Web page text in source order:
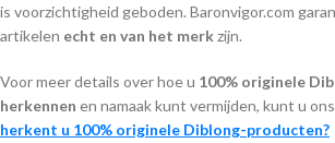
is voorzichtigheid geboden. Baronvigor.com
artikelen echt en van het merkzijn.
Voor meer details over hoe u 100% originele
herkennen en namaak kunt vermijden, kunt u
herkent u 100% originele Diblong-producten?